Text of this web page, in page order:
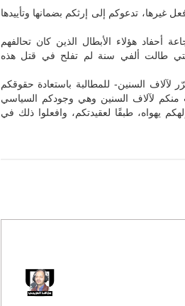
غيرها، تدعوكم إلى إرثكم بضمانها وتأييدها
أحفاد هؤلاء الأبطال الذين كان تحالفهم
طالت ألفي سنة لم تفلح في قتل هذه
لآلاف السنين- للمطالبة باستعادة حقوقكم
منكم لآلاف السنين وهي وجودكم السياسي
يهواه، طبقًا لعقيدتكم، وافعلوا ذلك في